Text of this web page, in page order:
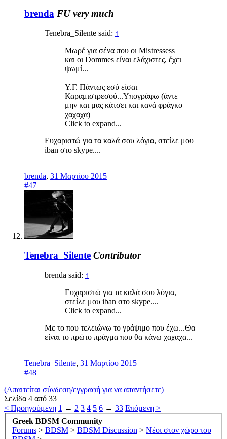
brenda FU very much
Tenebra_Silente said: ↑
Μωρέ για σένα που οι Mistressess
και οι Dommes είναι ελάχιστες, έχει
ψωμί...
Υ.Γ. Πάντως εσύ είσαι
Καραμιστρεσού...Υπογράφω (άντε
μην και μας κάτσει και κανά φράγκο
χαχαχα)
Click to expand...
Ευχαριστώ για τα καλά σου λόγια, στείλε μου
iban στο skype....
brenda, 31 Μαρτίου 2015
#47
Tenebra_Silente Contributor
brenda said: ↑
Ευχαριστώ για τα καλά σου λόγια,
στείλε μου iban στο skype....
Click to expand...
Με το που τελειώνω το γράψιμο που έχω...Θα
είναι το πρώτο πράγμα που θα κάνω χαχαχα...
Tenebra_Silente, 31 Μαρτίου 2015
#48
(Απαιτείται σύνδεση/εγγραφή για να απαντήσετε)
Σελίδα 4 από 33
< Προηγούμενη 1 ← 2 3 4 5 6 → 33 Επόμενη >
Greek BDSM Community
Forums > BDSM > BDSM Discussion > Νέοι στον χώρο του